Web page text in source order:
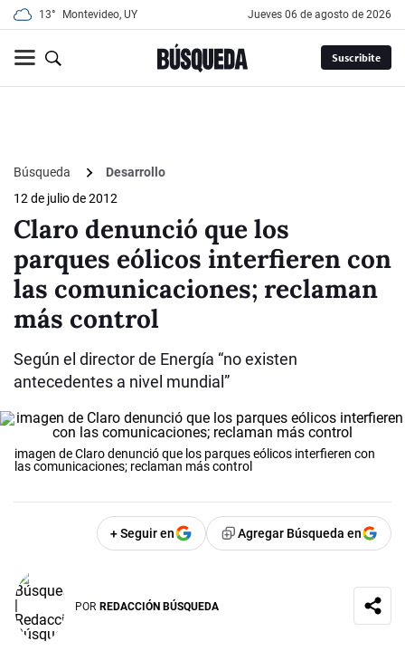
13° Montevideo, UY jueves 06 de agosto de 2026
Suscribite
Búsqueda
Desarrollo
12 de julio de 2012
Claro denunció que los
parques eólicos interfieren con
las comunicaciones; reclaman
más control
Según el director de Energía “no existen
antecedentes a nivel mundial”
imagen de Claro denunció que los parques eólicos interfieren con
las comunicaciones; reclaman más control
+ Seguir en Agregar Búsqueda en
POR REDACCIÓN BÚSQUEDA